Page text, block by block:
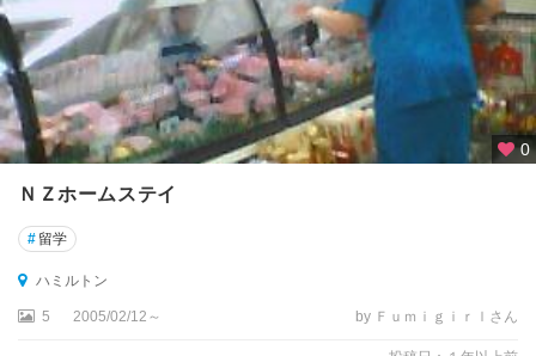
0
ＮＺホームステイ
# 留学
ハミルトン
5 2005/02/12～ by Ｆｕｍｉｇｉｒｌさん